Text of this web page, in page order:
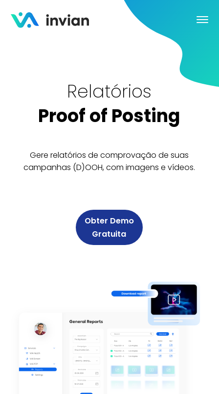
Relatórios
Proof of Posting
Gere relatórios de comprovação de suas
Obter Demo